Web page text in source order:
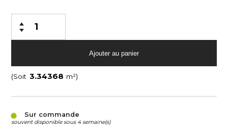
(Soit m²)
Sur commande
souvent disponible sous 4 semaine(s)